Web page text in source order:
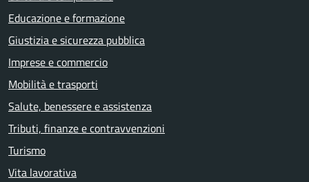
Educazione e formazione
Giustizia e sicurezza pubblica
Imprese e commercio
Mobilità e trasporti
Salute, benessere e assistenza
Tributi, finanze e contravvenzioni
Turismo
Vita lavorativa